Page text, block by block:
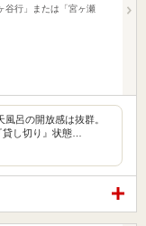
谷行」または「宮ヶ瀬
呂の開放感は抜群。
し切り』状態…